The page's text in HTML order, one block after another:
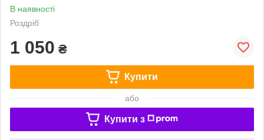
В наявності
Роздріб
1 050 ₴
Купити
або
Купити з